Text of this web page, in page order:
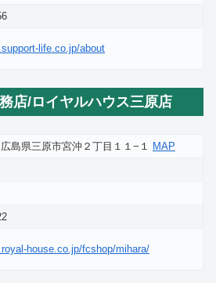
life.co.jp/about
店/ロイヤルハウス三原店
島県三原市宮沖２丁目１１−１
MAP
house.co.jp/fcshop/mihara/